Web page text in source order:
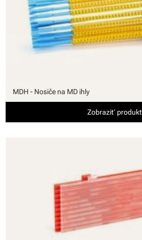
MDH - Nosiče na MD ihly
Zobraziť produkt